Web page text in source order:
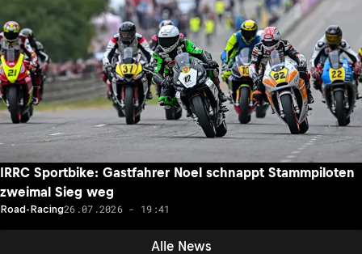
Alle News
IRRC Sportbike: Gastfahrer Noel schnappt Stammpiloten
zweimal Sieg weg
Road-Racing26.07.2026 - 19:41